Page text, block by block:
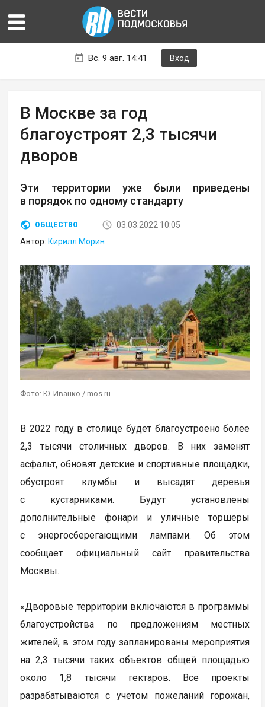
Вс. 9 авг. 14:41 Вход
В Москве за год
благоустроят 2,3 тысячи
дворов
Эти территории уже были приведены
в порядок по одному стандарту
ОБЩЕСТВО
03.03.2022 10:05
Автор: Кирилл Морин
Фото: Ю. Иванко / mos.ru
В 2022 году в столице будет благоустроено более
2,3 тысячи столичных дворов. В них заменят
асфальт, обновят детские и спортивные площадки,
обустроят клумбы и высадят деревья
с кустарниками. Будут установлены
дополнительные фонари и уличные торшеры
с энергосберегающими лампами. Об этом
сообщает официальный сайт правительства
Москвы.
«Дворовые территории включаются в программы
благоустройства по предложениям местных
жителей, в этом году запланированы мероприятия
на 2,3 тысячи таких объектов общей площадью
около 1,8 тысячи гектаров. Все проекты
разрабатываются с учетом пожеланий горожан,